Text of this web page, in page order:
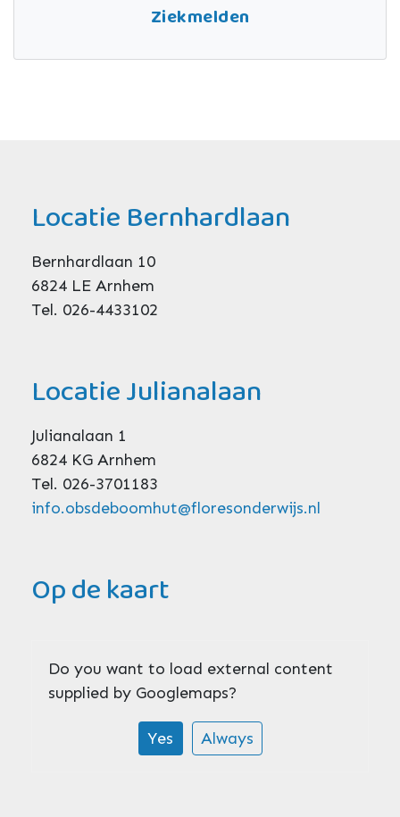
Ziekmelden
Locatie Bernhardlaan
Bernhardlaan 10
6824 LE Arnhem
Tel. 026-4433102
Locatie Julianalaan
Julianalaan 1
6824 KG Arnhem
Tel. 026-3701183
info.obsdeboomhut@floresonderwijs.nl
Op de kaart
Do you want to load external content
supplied by Googlemaps?
Yes Always